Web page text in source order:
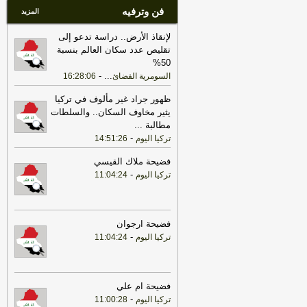
فن وترفيه المزيد
لإنقاذ الأرض.. دراسة تدعو إلى
تقليص عدد سكان العالم بنسبة
50%
السومرية الفضائ...
-
16:28:06
ظهور جراد غير مألوف في تركيا
يثير مخاوف السكان.. والسلطات
مطالبة ...
تركيا اليوم -
14:51:26
فضيحة ملاك القيسي
تركيا اليوم -
11:04:24
فضيحة ارجوان
تركيا اليوم -
11:04:24
فضيحة ام علي
تركيا اليوم -
11:00:28